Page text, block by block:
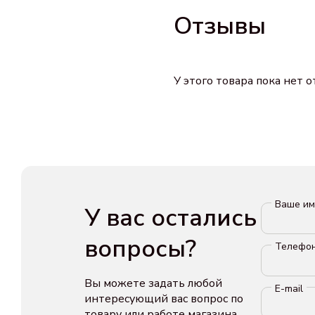
Отзывы
У этого товара пока нет
У вас остались
вопросы?
Вы можете задать любой
интересующий вас вопрос по
Ваше
E-mail